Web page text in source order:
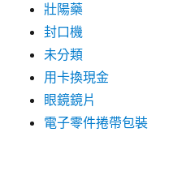
壯陽藥
封口機
未分類
用卡換現金
眼鏡鏡片
電子零件捲帶包裝